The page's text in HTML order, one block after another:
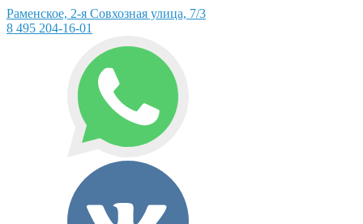
Раменское, 2-я Совхозная улица, 7/3
8 495 204-16-01